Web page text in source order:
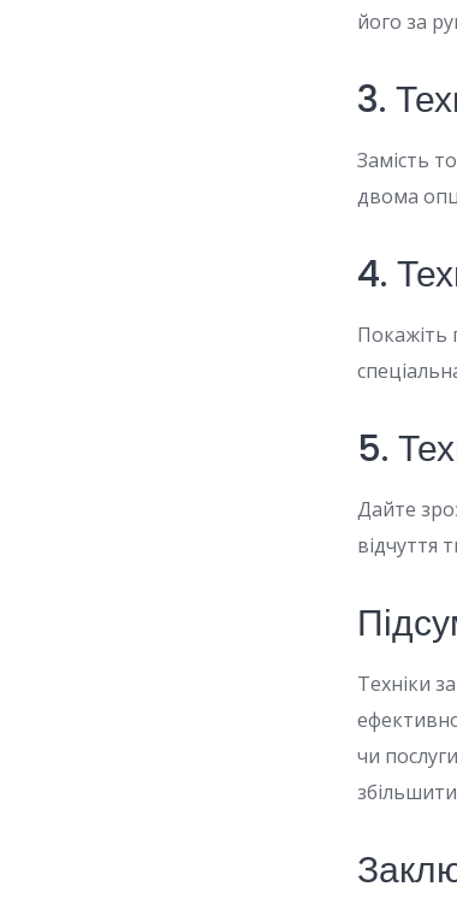
його за
3.
Замість
двома
4.
Покажіть
5.
Дайте
відчуття
Техніки
чи